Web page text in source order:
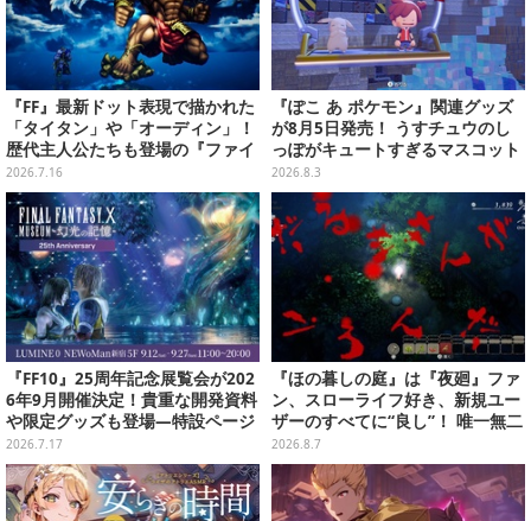
『FF』最新ドット表現で描かれた
「タイタン」や「オーディン」！
歴代主人公たちも登場の『ファイ
ナルファンタジー レゾナンス』2
ndトレイラー公開
2026.7.16
『ぽこ あ ポケモン』関連グッズ
が8月5日発売！ うすチュウのし
っぽがキュートすぎるマスコット
など、まとめてご紹介
2026.8.3
『FF10』25周年記念展覧会が202
6年9月開催決定！貴重な開発資料
や限定グッズも登場―特設ページ
では“思い出コメント”募集中
2026.7.17
『ほの暮しの庭』は『夜廻』ファ
ン、スローライフ好き、新規ユー
ザーのすべてに“良し”！ 唯一無二
の「不穏生活シム」恐怖も暮らし
もお好み次第【プレイレポ】
2026.8.7